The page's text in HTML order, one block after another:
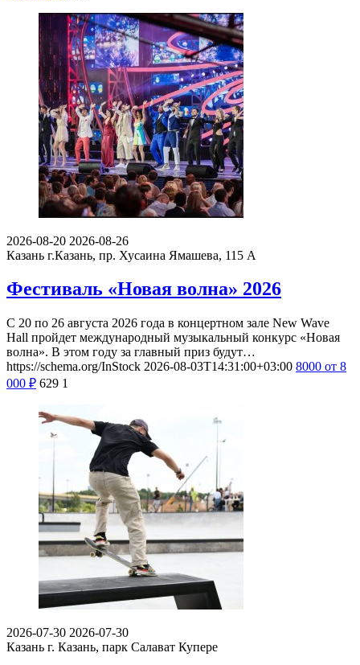
2026-08-20 2026-08-26
Казань г.Казань, пр. Хусаина Ямашева, 115 A
Фестиваль «Новая волна» 2026
С 20 по 26 августа 2026 года в концертном зале New Wave
Hall пройдет международный музыкальный конкурс «Новая
волна». В этом году за главный приз будут…
https://schema.org/InStock 2026-08-03T14:31:00+03:00 8000 от 8
000 ₽ 629 1
2026-07-30 2026-07-30
Казань г. Казань, парк Салават Купере